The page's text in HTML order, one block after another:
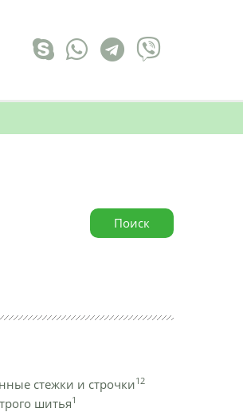
Поиск
стежки и строчки12
шитья1